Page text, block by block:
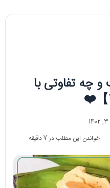
چه تفاوتی با
خواندن این مطلب در 7 دقیقه